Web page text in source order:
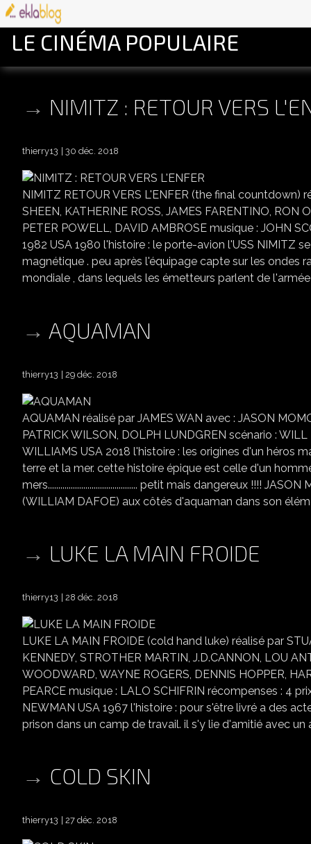
LE CINÉMA POPULAIRE
NIMITZ : RETOUR VERS
thierry13 30 déc. 2018
NIMITZ RETOUR VERS L'ENFER (the final countdown)
SHEEN, KATHERINE ROSS, JAMES FARENTINO, RON
PETER POWELL, DAVID AMBROSE musique : JOHN
1982 USA 1980 l'histoire : le porte-avion l'USS NIMITZ
magnétique . peu après l'équipage capte sur les ondes
mondiale , dans lequels les émetteurs parlent de
AQUAMAN
thierry13 29 déc. 2018
AQUAMAN réalisé par JAMES WAN avec : JASON
PATRICK WILSON, DOLPH LUNDGREN scénario :
WILLIAMS USA 2018 l'histoire : les origines d'un héros
terre et la mer. cette histoire épique est celle d'un
mers........................................... petit mais dangereux !!!!
(WILLIAM DAFOE) aux côtés d'aquaman dans son
LUKE LA MAIN FROIDE
thierry13 28 déc. 2018
LUKE LA MAIN FROIDE (cold hand luke) réalisé par
KENNEDY, STROTHER MARTIN, J.D.CANNON, LOU
WOODWARD, WAYNE ROGERS, DENNIS HOPPER,
PEARCE musique : LALO SCHIFRIN récompenses : 4
NEWMAN USA 1967 l'histoire : pour s'être livré a des
prison dans un camp de travail. il s'y lie d'amitié avec
COLD SKIN
thierry13 27 déc. 2018